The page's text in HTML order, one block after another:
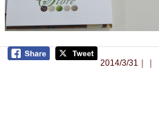
2014/3/31｜｜